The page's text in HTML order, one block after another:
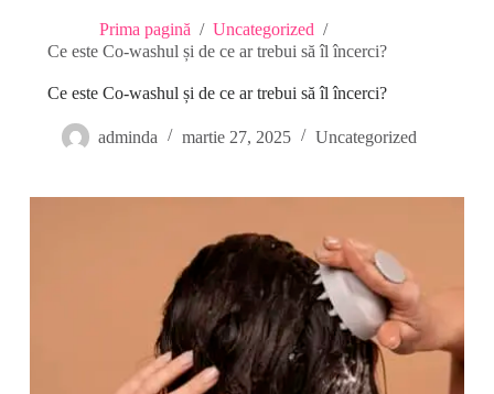
Prima pagină / Uncategorized /
Ce este Co-washul și de ce ar trebui să îl încerci?
Ce este Co-washul și de ce ar trebui să îl încerci?
adminda martie 27, 2025 Uncategorized